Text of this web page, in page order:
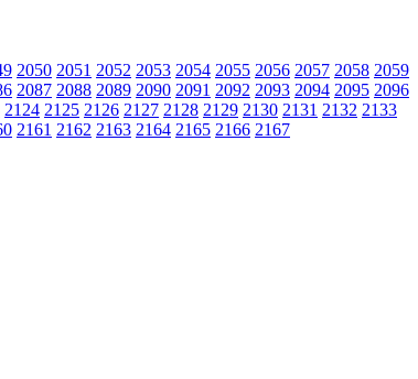
2050 2051 2052 2053 2054 2055 2056 2057 2058 2059
2087 2088 2089 2090 2091 2092 2093 2094 2095 2096
2124 2125 2126 2127 2128 2129 2130 2131 2132 2133
2161 2162 2163 2164 2165 2166 2167